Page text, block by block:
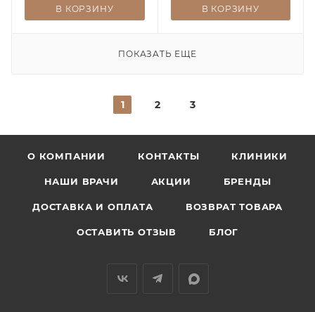
В КОРЗИНУ В КОРЗИНУ
ПОКАЗАТЬ ЕЩЕ
1 2 3
О КОМПАНИИ КОНТАКТЫ КЛИНИКИ
НАШИ ВРАЧИ АКЦИИ БРЕНДЫ
ДОСТАВКА И ОПЛАТА ВОЗВРАТ ТОВАРА
ОСТАВИТЬ ОТЗЫВ БЛОГ